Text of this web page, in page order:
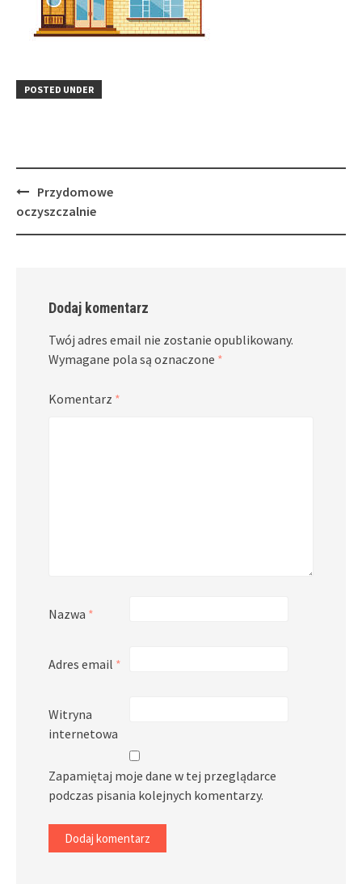
POSTED UNDER
Post
navigation
Przydomowe
oczyszczalnie
Dodaj komentarz
Twój adres email nie zostanie opublikowany.
Wymagane pola są oznaczone *
Komentarz *
Nazwa *
Adres email *
Witryna
internetowa
Zapamiętaj moje dane w tej przeglądarce
podczas pisania kolejnych komentarzy.